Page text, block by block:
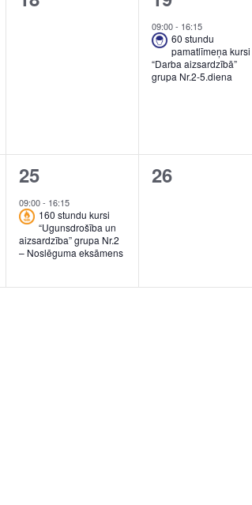
event,
09:00- 16:15
60 stundu
pamatlīmeņa kursi
“Darba aizsardzībā”
grupa Nr.2-5.diena
1
event,
25
09:00- 16:15
160 stundu kursi
“Ugunsdrošība un
aizsardzība” grupa Nr.2
– Noslēguma eksāmens
0
26